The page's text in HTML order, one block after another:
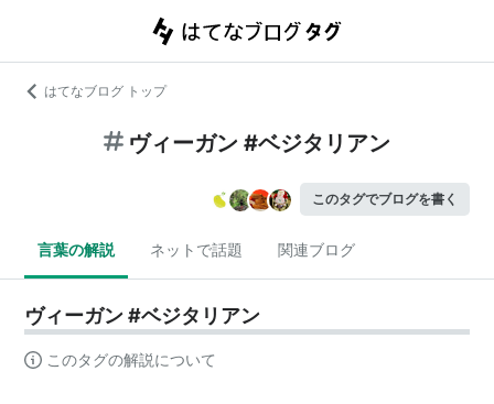
はてなブログ トップ
ヴィーガン #ベジタリアン
このタグでブログを書く
言葉の解説 ネットで話題 関連ブログ
ヴィーガン #ベジタリアン
このタグの解説について